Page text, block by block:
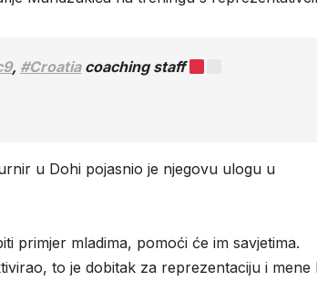
, #Croatiacoaching staff
u Dohi pojasnio je njegovu ulogu u
primjer mladima, pomoći će im savjetima.
to je dobitak za reprezentaciju i mene